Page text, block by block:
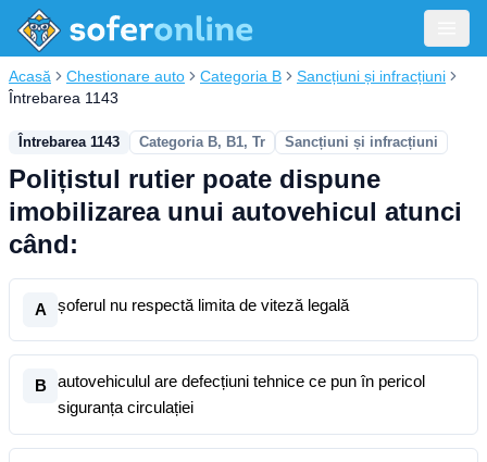
Acasă Chestionare auto Categoria B
Sancțiuni și infracțiuni
Întrebarea 1143
Întrebarea 1143 Categoria B, B1, Tr Sancțiuni și infracțiuni
Polițistul rutier poate dispune
imobilizarea unui autovehicul atunci
când:
A șoferul nu respectă limita de viteză legală
B
autovehiculul are defecțiuni tehnice ce pun în pericol
siguranța circulației